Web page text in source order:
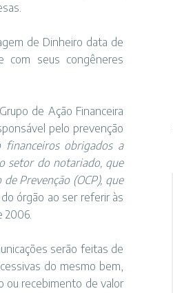
de Dinheiro data de
com seus congêneres
de Ação Financeira
pelo prevenção
obrigados a
setor do notariado, que
Prevenção (OCP), que
órgão ao ser referir às
2006.
serão feitas de
do mesmo bem,
ou recebimento de valor